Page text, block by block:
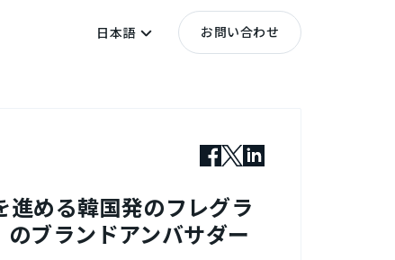
日本語 お問い合わせ
進める韓国発のフレグラ
ブランドアンバサダー